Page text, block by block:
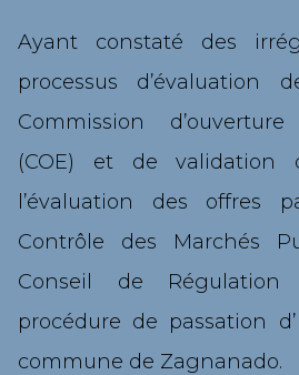
ARRÊTÉS
SOLLICIATION DE
ARBITRAGE
REMISE DE PÉNALITÉS
COLLECTE DE DONNÉES
Ayant constaté des
processus d’évaluation
Commission
(COE) et de validation
l’évaluation des offres
Contrôle des Marchés
Conseil de
procédure de passation
commune de Zagnanado.